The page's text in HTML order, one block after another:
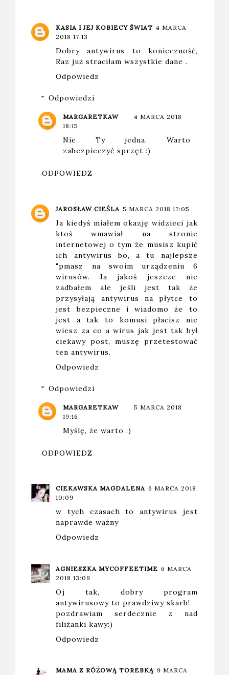
KASIA I JEJ KOBIECY ŚWIAT 4 MARCA
2018 17:13
Dobry antywirus to konieczność,
Raz już straciłam wszystkie dane .
Odpowiedz
Odpowiedzi
MARGARETKAW
4 MARCA 2018
18:15
Nie Ty jedna. Warto
zabezpieczyć sprzęt :)
ODPOWIEDZ
JAROSŁAW CIEŚLA 5 MARCA 2018 17:05
Ja kiedyś miałem okazję widzieci jak
ktoś wmawiał na stronie
internetowej o tym że musisz kupić
ich antywirus bo, a tu najlepsze
"pmasz na swoim urządzeniu 6
wirusów. Ja jakoś jeszcze nie
zadbałem ale jeśli jest tak że
przysyłają antywirus na płytce to
jest bezpieczne i wiadomo że to
jest a tak to komusi płacisz nie
wiesz za co a wirus jak jest tak był
ciekawy post, muszę przetestować
ten antywirus.
Odpowiedz
Odpowiedzi
MARGARETKAW
5 MARCA 2018
19:16
Myślę, że warto :)
ODPOWIEDZ
CIEKAWSKA MAGDALENA 6 MARCA 2018
10:09
w tych czasach to antywirus jest
naprawde ważny
Odpowiedz
AGNIESZKA MYCOFFEETIME 6 MARCA
2018 13:09
Oj tak, dobry program
antywirusowy to prawdziwy skarb!
pozdrawiam serdecznie z nad
filiżanki kawy:)
Odpowiedz
MAMA Z RÓŻOWĄ TOREBKĄ 9 MARCA